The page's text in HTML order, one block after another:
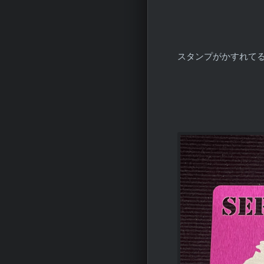
スタンプがかすれて